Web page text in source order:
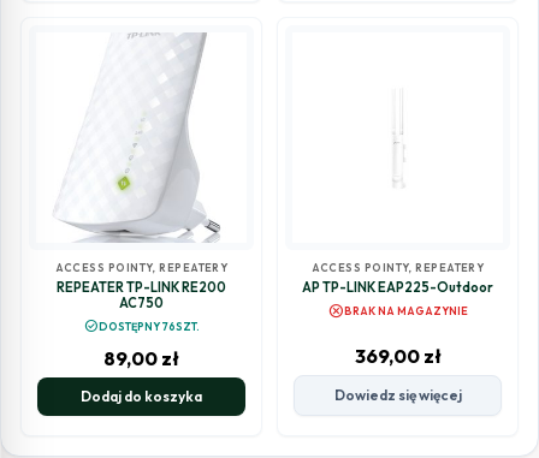
ACCESS POINTY, REPEATERY
REPEATER TP-LINK RE200
AC750
check_circleDOSTĘPNY 76SZT.
89,00 zł
Dodaj do koszyka
ACCESS POINTY, REPEATERY
AP TP-LINK EAP225-Outdoor
cancelBRAK NA MAGAZYNIE
369,00 zł
Dowiedz się więcej